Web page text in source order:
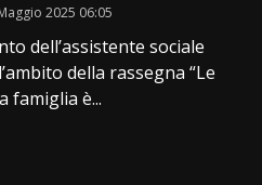
2025 06:05
dell’assistente sociale
della rassegna “Le
famiglia è...